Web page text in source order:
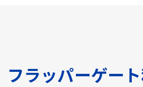
フラッパーゲー